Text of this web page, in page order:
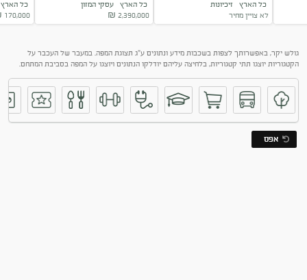
במותג המוביל
כל הארץ זיכיונות
לא צויין מחיר
במרכז הארץ
כל הארץ עסקי המזון
2,390,000
₪
כל
170,000
גולש יקר, באפשרותך לצפות בשכבות מידע ונתונים ע"ג תצוגת המפה. במעבר של העכבר על
הקטגוריות יוצגו תתי קטגוריות, בלחיצה עליהם יודלקו הנתונים ויוצגו על המפה בסביבת המתחם.
אפס